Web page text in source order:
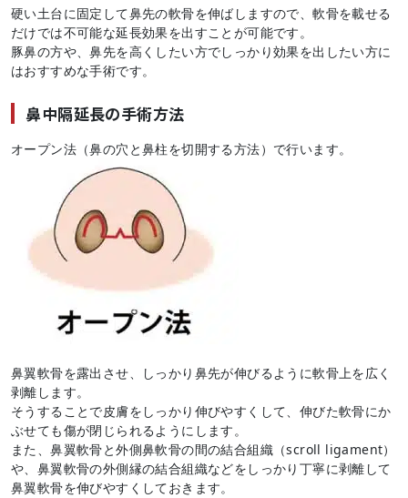
硬い土台に固定して鼻先の軟骨を伸ばしますので、軟骨を載せる
だけでは不可能な延長効果を出すことが可能です。
豚鼻の方や、鼻先を高くしたい方でしっかり効果を出したい方に
はおすすめな手術です。
鼻中隔延長の手術方法
オープン法（鼻の穴と鼻柱を切開する方法）で行います。
鼻翼軟骨を露出させ、しっかり鼻先が伸びるように軟骨上を広く
剥離します。
そうすることで皮膚をしっかり伸びやすくして、伸びた軟骨にか
ぶせても傷が閉じられるようにします。
また、鼻翼軟骨と外側鼻軟骨の間の結合組織（scroll ligament）
や、鼻翼軟骨の外側縁の結合組織などをしっかり丁寧に剥離して
鼻翼軟骨を伸びやすくしておきます。